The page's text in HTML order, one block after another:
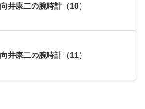
向井康二の腕時計（10）
向井康二の腕時計（11）